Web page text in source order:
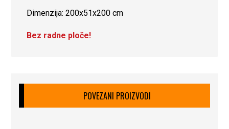
Dimenzija: 200x51x200 cm
Bez radne ploče!
POVEZANI PROIZVODI